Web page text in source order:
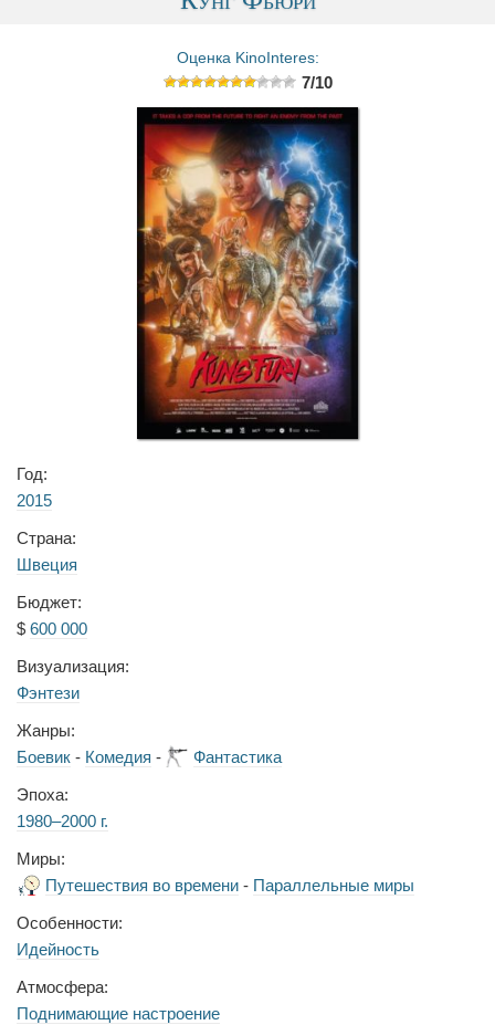
Оценка KinoInteres:
7/10
Год:
2015
Страна:
Швеция
Бюджет:
$ 600 000
Визуализация:
Фэнтези
Жанры:
Боевик - Комедия -
Фантастика
Эпоха:
1980–2000 г.
Миры:
Путешествия во времени- Параллельные миры
Особенности:
Идейность
Атмосфера:
Поднимающие настроение